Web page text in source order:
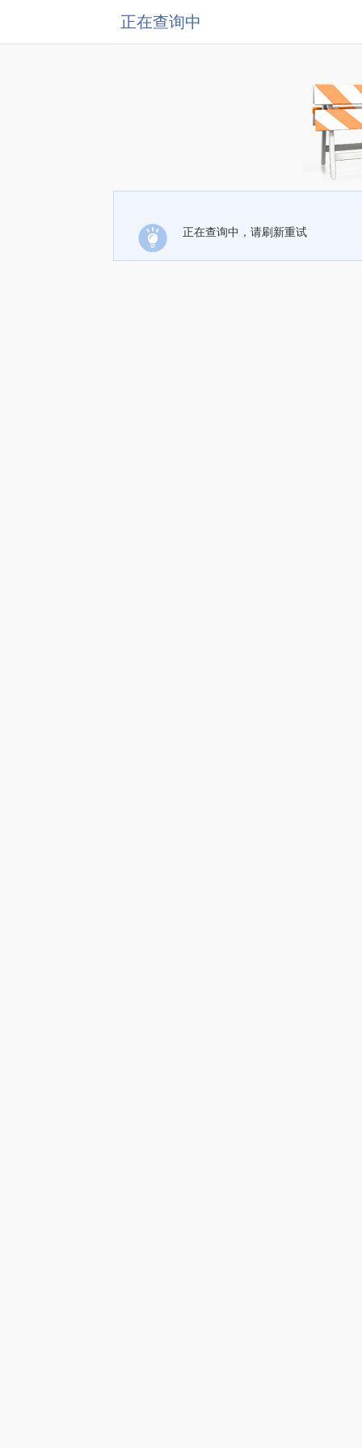
正在查询中
正在查询中，请刷新重试